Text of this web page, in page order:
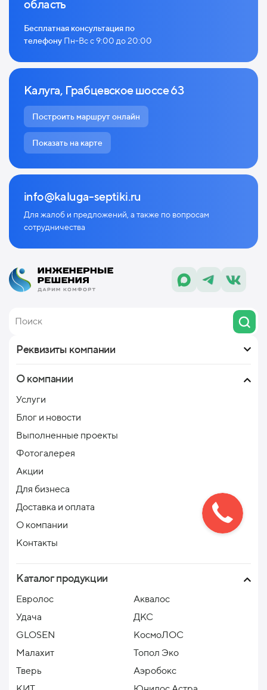
область
Бесплатная консультация по
телефону Пн-Вс с 9:00 до 20:00
Калуга, Грабцевское шоссе 63
Построить маршрут онлайн
Показать на карте
info@kaluga-septiki.ru
Для жалоб и предложений, а также по вопросам
сотрудничества
Реквизиты компании
О компании
Услуги
Блог и новости
Выполненные проекты
Фотогалерея
Акции
Для бизнеса
Доставка и оплата
О компании
Контакты
Каталог продукции
Евролос
Аквалос
Удача
ДКС
GLOSEN
КосмоЛОС
Малахит
Топол Эко
Тверь
Аэробокс